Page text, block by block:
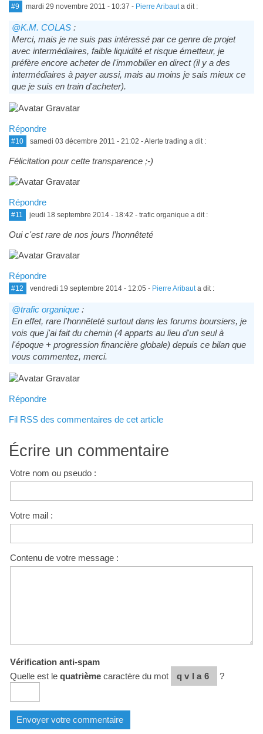
#9 mardi 29 novembre 2011 - 10:37 - Pierre Aribauta dit :
@K.M. COLAS:
Merci, mais je ne suis pas intéressé par ce genre de projet
avec intermédiaires, faible liquidité et risque émetteur, je
préfère encore acheter de l'immobilier en direct (il y a des
intermédiaires à payer aussi, mais au moins je sais mieux ce
que je suis en train d'acheter).
Répondre
#10 samedi 03 décembre 2011 - 21:02 - Alerte trading a dit :
Félicitation pour cette transparence ;-)
Répondre
#11 jeudi 18 septembre 2014 - 18:42 - trafic organique a dit :
Oui c'est rare de nos jours l’honnêteté
Répondre
#12 vendredi 19 septembre 2014 - 12:05 - Pierre Aribauta dit :
@trafic organique:
En effet, rare l'honnêteté surtout dans les forums boursiers, je
vois que j'ai fait du chemin (4 apparts au lieu d'un seul à
l'époque + progression financière globale) depuis ce bilan que
vous commentez, merci.
Répondre
Fil RSS des commentaires de cet article
Écrire un commentaire
Votre nom ou pseudo :
Votre mail :
Contenu de votre message :
Vérification anti-spam
Quelle est le quatrièmecaractère du mot qvla6 ?